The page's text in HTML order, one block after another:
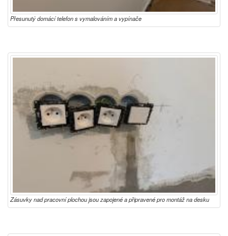
Přesunutý domácí telefon s vymalováním a vypínače
Zásuvky nad pracovní plochou jsou zapojené a připravené pro montáž na desku